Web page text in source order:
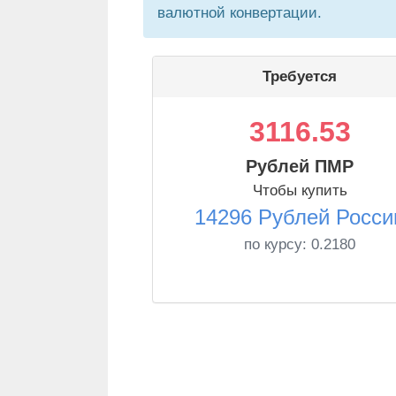
валютной конвертации.
Требуется
3116.53
Рублей ПМР
Чтобы купить
14296 Рублей
по курсу: 0.2180